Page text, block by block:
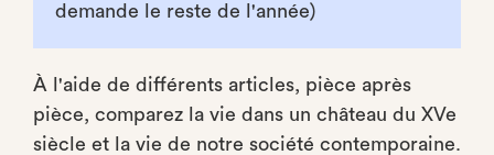
demande le reste de l'année)
À l'aide de différents articles, pièce après
pièce, comparez la vie dans un château du XVe
siècle et la vie de notre société contemporaine.